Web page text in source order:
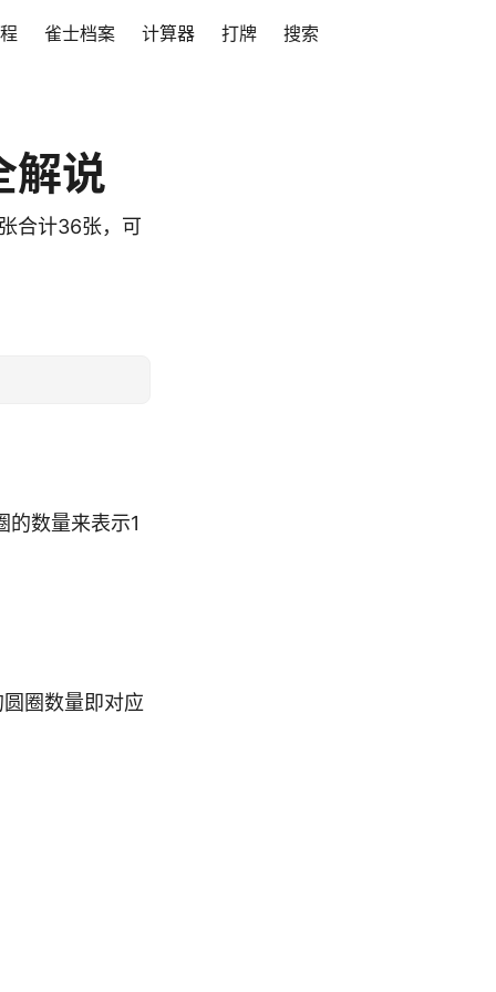
雀士档案 计算器 打牌 搜索
解说
合计36张，可
的数量来表示1
圈数量即对应